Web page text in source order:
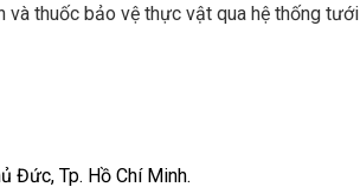
và thuốc bảo vệ thực vật qua hệ thống tưới
Đức, Tp. Hồ Chí Minh.